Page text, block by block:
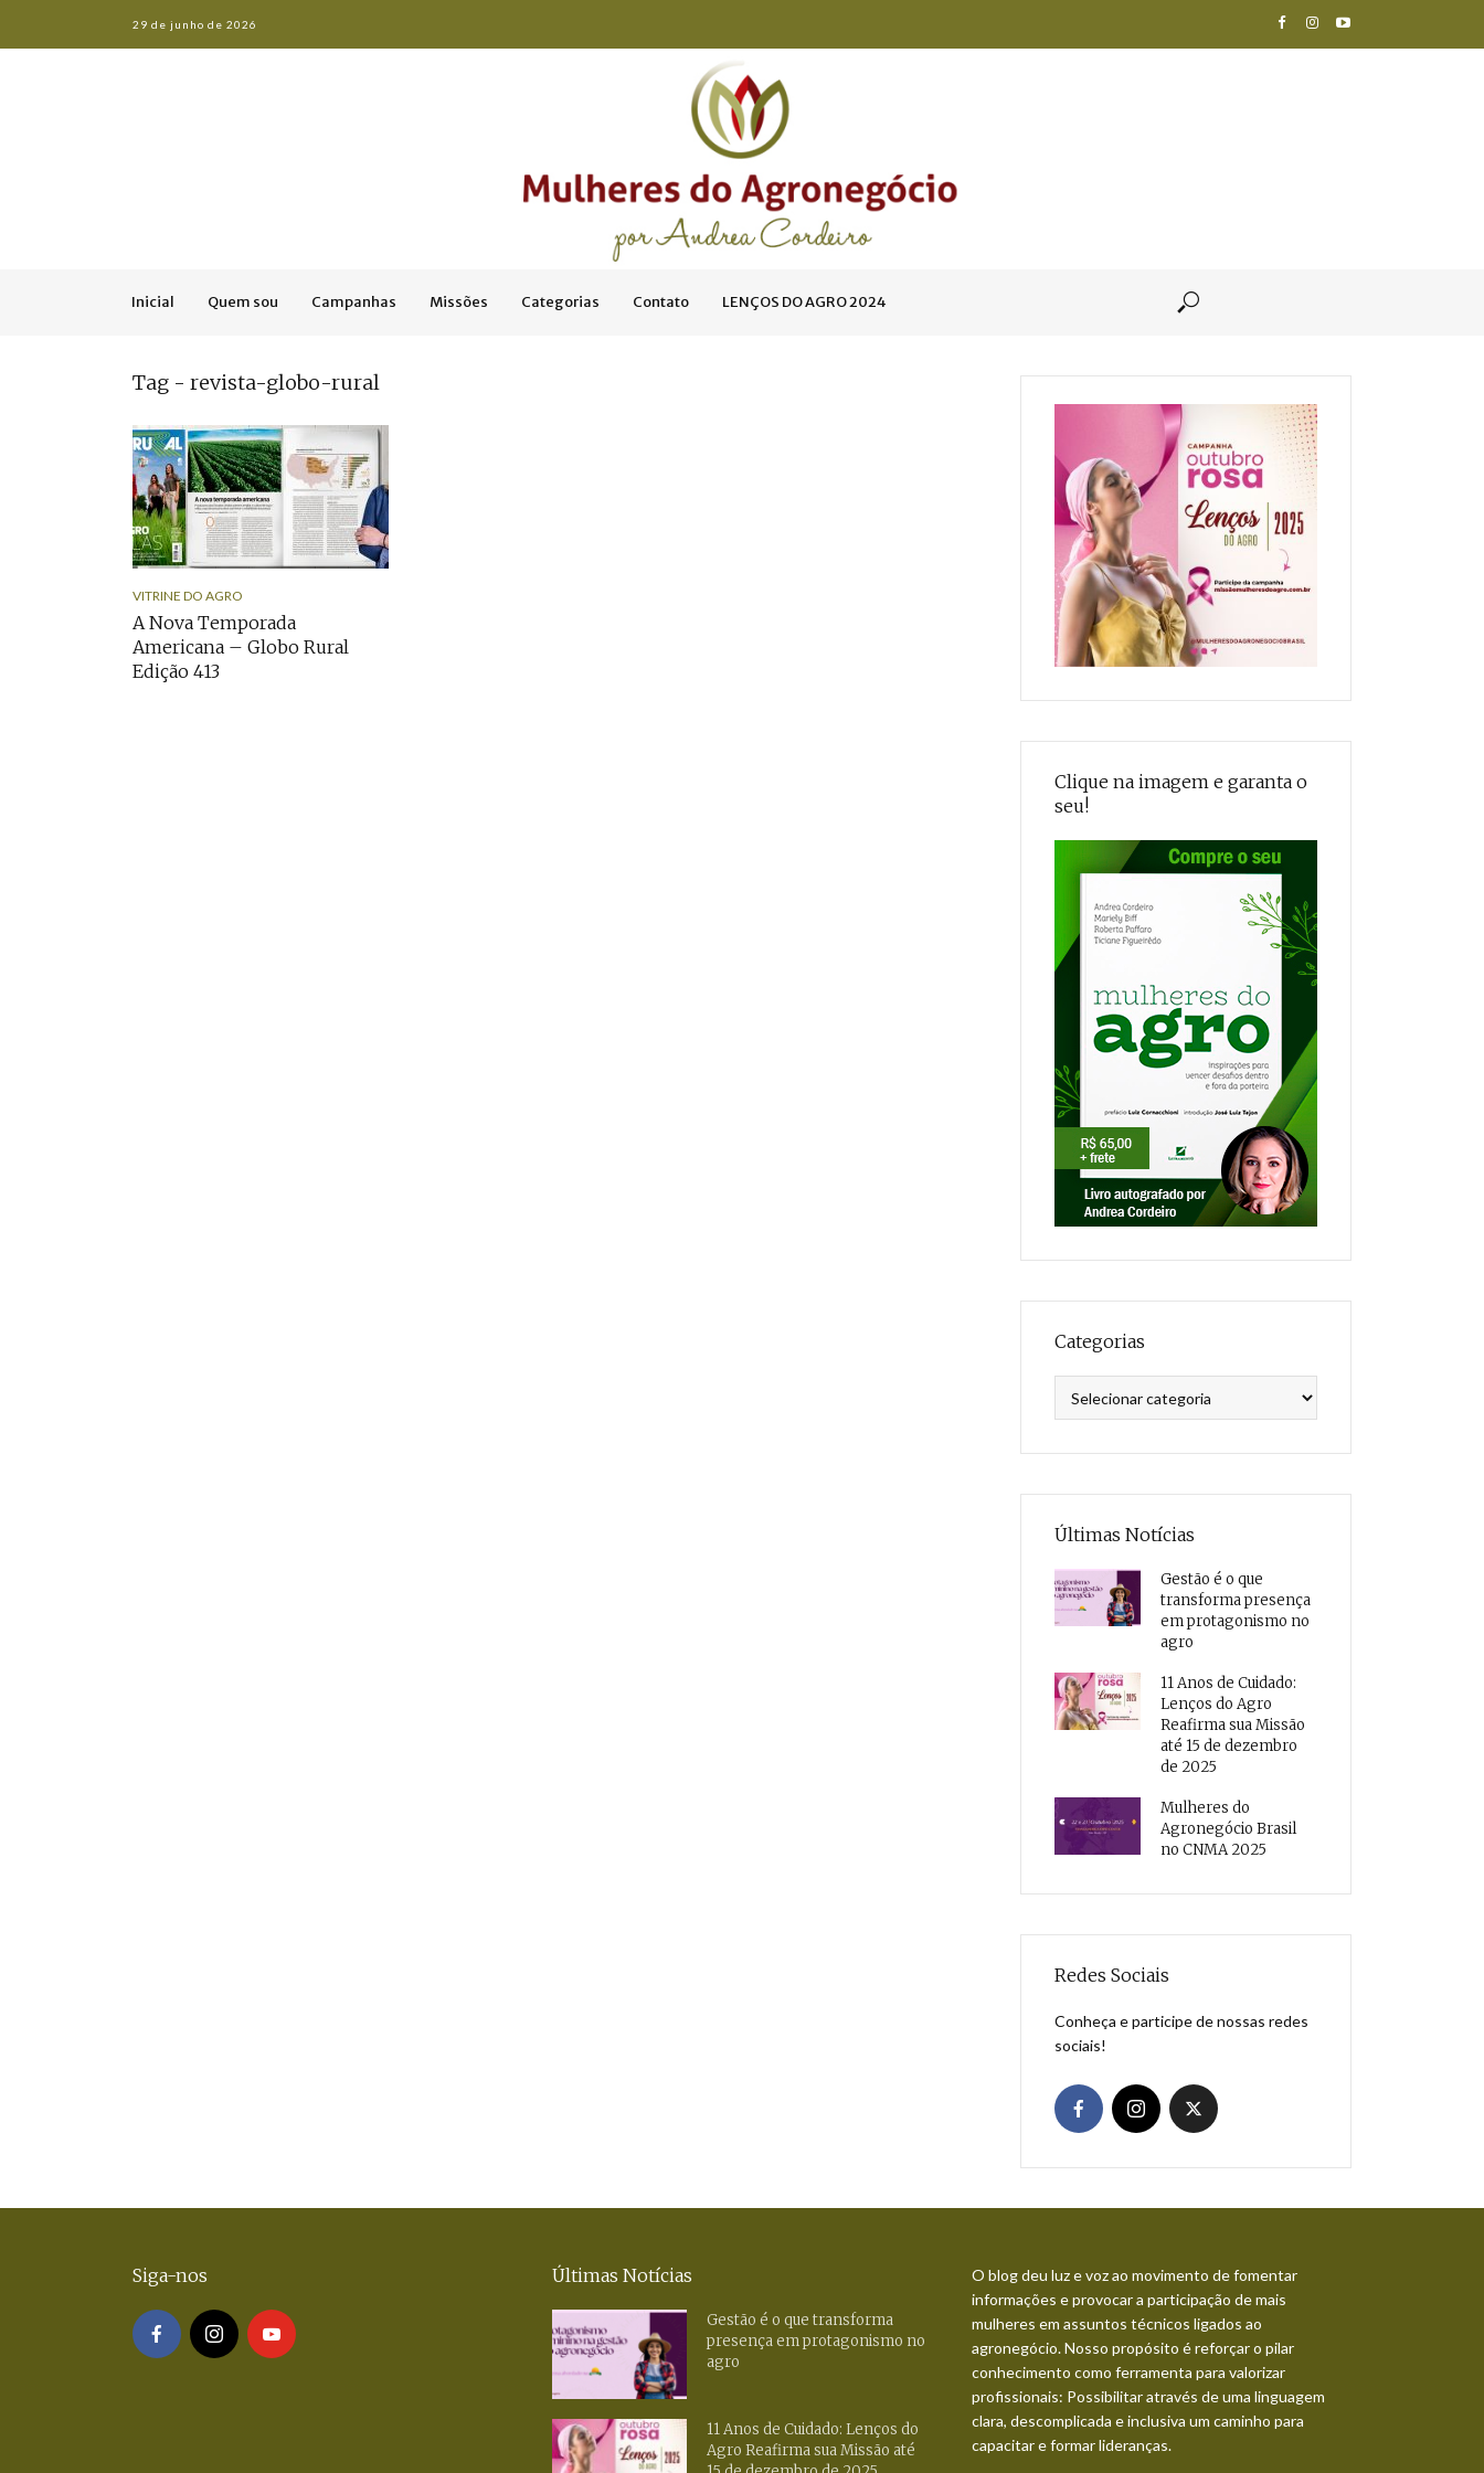
29 de junho de 2026
Inicial Quem sou Campanhas Missões Categorias Contato LENÇOS DO AGRO 2024
Tag - revista-globo-rural
VITRINE DO AGRO
A Nova Temporada
Americana – Globo Rural
Edição 413
Clique na imagem e garanta o
seu!
Categorias
Últimas Notícias
Gestão é o que
transforma presença
em protagonismo no
agro
11 Anos de Cuidado:
Lenços do Agro
Reafirma sua Missão
até 15 de dezembro
de 2025
Mulheres do
Agronegócio Brasil
no CNMA 2025
Redes Sociais
Conheça e participe de nossas redes
sociais!
Siga-nos Últimas Notícias
Gestão é o que transforma
presença em protagonismo no
agro
11 Anos de Cuidado: Lenços do
Agro Reafirma sua Missão até
O blog deu luz e voz ao movimento de fomentar
informações e provocar a participação de mais
mulheres em assuntos técnicos ligados ao
agronegócio. Nosso propósito é reforçar o pilar
conhecimento como ferramenta para valorizar
profissionais: Possibilitar através de uma linguagem
clara, descomplicada e inclusiva um caminho para
capacitar e formar lideranças.